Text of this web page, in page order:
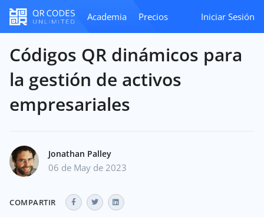
Academia Precios Iniciar Sesión
Códigos QR dinámicos para
la gestión de activos
empresariales
Jonathan Palley
06 de May de 2023
COMPARTIR